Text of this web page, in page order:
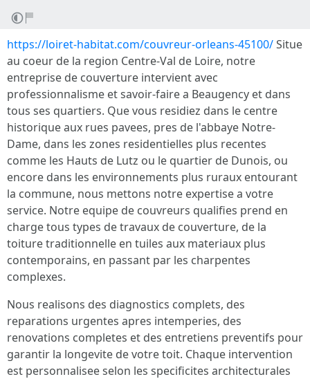
https://loiret-habitat.com/couvreur-orleans-45100/Situe
au coeur de la region Centre-Val de Loire, notre
entreprise de couverture intervient avec
professionnalisme et savoir-faire a Beaugency et dans
tous ses quartiers. Que vous residiez dans le centre
historique aux rues pavees, pres de l'abbaye Notre-
Dame, dans les zones residentielles plus recentes
comme les Hauts de Lutz ou le quartier de Dunois, ou
encore dans les environnements plus ruraux entourant
la commune, nous mettons notre expertise a votre
service. Notre equipe de couvreurs qualifies prend en
charge tous types de travaux de couverture, de la
toiture traditionnelle en tuiles aux materiaux plus
contemporains, en passant par les charpentes
complexes.
Nous realisons des diagnostics complets, des
reparations urgentes apres intemperies, des
renovations completes et des entretiens preventifs pour
garantir la longevite de votre toit. Chaque intervention
est personnalisee selon les specificites architecturales